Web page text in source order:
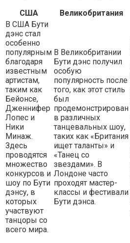
США
Великобритания
В США Бути
дэнс стал
особенно
популярным
благодаря
известным
артистам,
таким как
Бейонсе,
Дженнифер
Лопес и
Ники
Минаж.
Здесь
проводятся
множество
конкурсов и
шоу по Бути
дэнсу, в
которых
участвуют
танцоры со
всего мира.
В Великобритании
Бути дэнс получил
особую
популярность после
того, как этот стиль
был
продемонстрирован
в различных
танцевальных шоу,
таких как «Британия
ищет таланты» и
«Танец со
звездами». В
Лондоне часто
проходят мастер-
классы и фестивали
Бути дэнса.